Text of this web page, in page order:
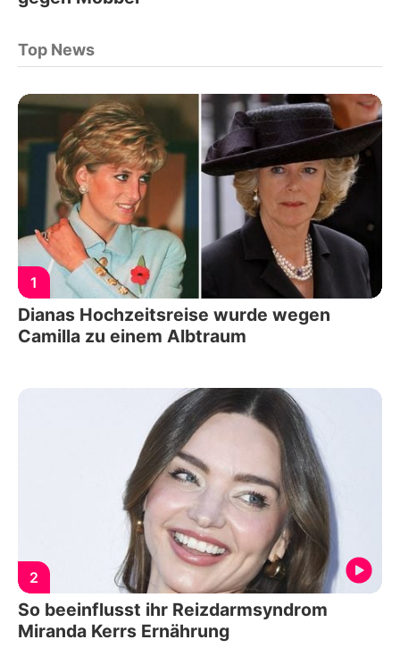
Top News
1
Dianas Hochzeitsreise wurde wegen
Camilla zu einem Albtraum
2
So beeinflusst ihr Reizdarmsyndrom
Miranda Kerrs Ernährung